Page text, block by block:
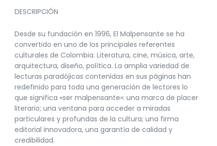
DESCRIPCIÓN
Desde su fundación en 1996, El Malpensante se ha
convertido en uno de los principales referentes
culturales de Colombia. Literatura, cine, música, arte,
arquitectura, diseño, política. La amplia variedad de
lecturas paradójicas contenidas en sus páginas han
redefinido para toda una generación de lectores lo
que significa «ser malpensante»: una marca de placer
literario; una ventana para acceder a miradas
particulares y profundas de la cultura; una firma
editorial innovadora, una garantía de calidad y
credibilidad.